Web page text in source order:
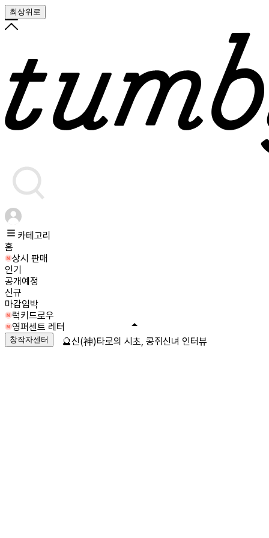
최상위로
카테고리
홈
상시 판매
인기
공개예정
신규
마감임박
럭키드로우
영퍼센트 레터
창작자센터 🔮신(神)타로의 시초, 콩쥐신녀 인터뷰